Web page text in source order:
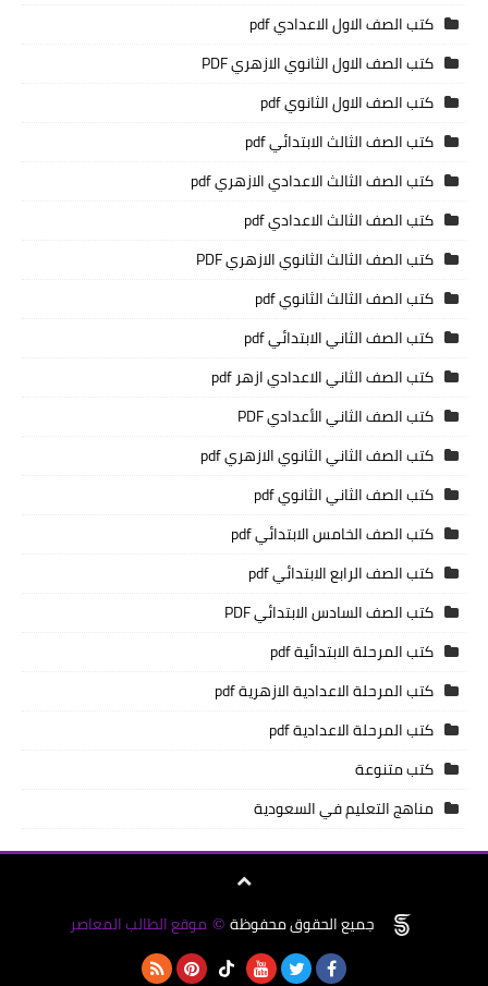
كتب الصف الاول الاعدادي pdf
كتب الصف الاول الثانوي الازهري PDF
كتب الصف الاول الثانوي pdf
كتب الصف الثالث الابتدائي pdf
كتب الصف الثالث الاعدادي الازهري pdf
كتب الصف الثالث الاعدادي pdf
كتب الصف الثالث الثانوي الازهري PDF
كتب الصف الثالث الثانوي pdf
كتب الصف الثاني الابتدائي pdf
كتب الصف الثاني الاعدادي ازهر pdf
كتب الصف الثاني الأعدادي PDF
كتب الصف الثاني الثانوي الازهري pdf
كتب الصف الثاني الثانوي pdf
كتب الصف الخامس الابتدائي pdf
كتب الصف الرابع الابتدائي pdf
كتب الصف السادس الابتدائي PDF
كتب المرحلة الابتدائية pdf
كتب المرحلة الاعدادية الازهرية pdf
كتب المرحلة الاعدادية pdf
كتب متنوعة
مناهج التعليم في السعودية
جميع الحقوق محفوظة © موقع الطالب المعاصر